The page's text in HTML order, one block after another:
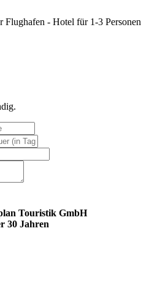
Flughafen - Hotel für 1-3 Personen
Touristik GmbH
30 Jahren